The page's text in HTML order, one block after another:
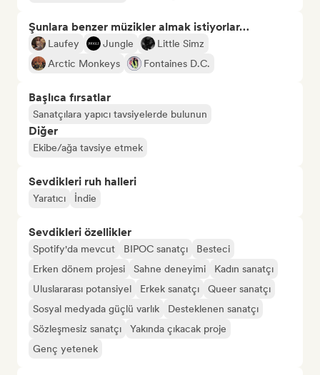
Şunlara benzer müzikler almak istiyorlar…
Laufey Jungle
Little Simz
Arctic Monkeys
Fontaines D.C.
Başlıca fırsatlar
Sanatçılara yapıcı tavsiyelerde bulunun
Diğer
Ekibe/ağa tavsiye etmek
Sevdikleri ruh halleri
Yaratıcı İndie
Sevdikleri özellikler
Spotify'da mevcut BIPOC sanatçı
Besteci
Erken dönem projesi
Sahne deneyimi
Kadın sanatçı
Uluslararası potansiyel
Erkek sanatçı
Queer sanatçı
Sosyal medyada güçlü varlık
Desteklenen sanatçı
Sözleşmesiz sanatçı
Yakında çıkacak proje
Genç yetenek